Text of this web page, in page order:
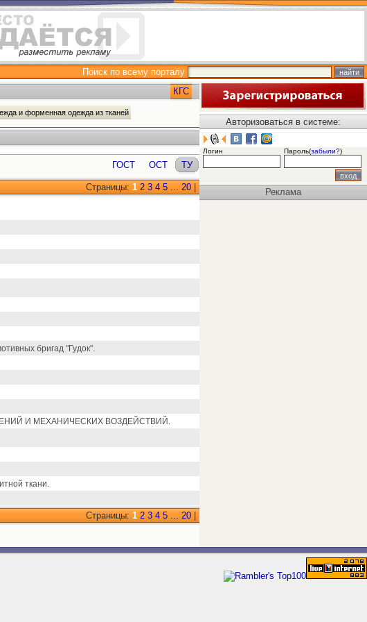
Поиск по всему порталу
КГС
и форменная одежда из тканей
ГОСТ ОСТ ТУ
Страницы: 1 2 3 4 5 ... 20
бригад "Гудок".
И МЕХАНИЧЕСКИХ ВОЗДЕЙСТВИЙ.
ткани.
Страницы: 1 2 3 4 5 ... 20
Авторизоваться в системе:
Логин Пароль(забыли?)
Реклама